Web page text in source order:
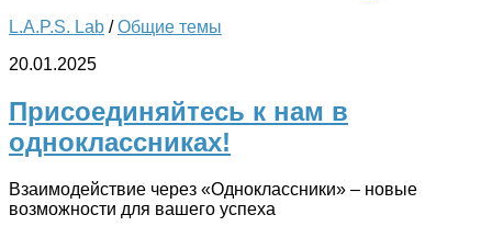
L.A.P.S. Lab /Общие темы
20.01.2025
Присоединяйтесь к нам в
одноклассниках!
Взаимодействие через «Одноклассники» – новые
возможности для вашего успеха